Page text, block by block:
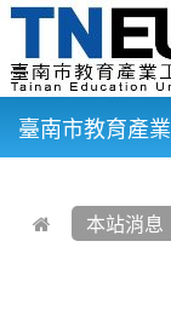
臺南市教育產
本站消息